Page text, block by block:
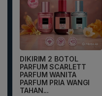
DIKIRIM 2 BOTOL
PARFUM SCARLETT
PARFUM WANITA
PARFUM PRIA WANGI
TAHAN...